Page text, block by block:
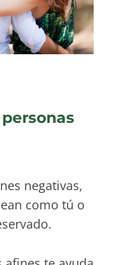
negativas,
como tú o